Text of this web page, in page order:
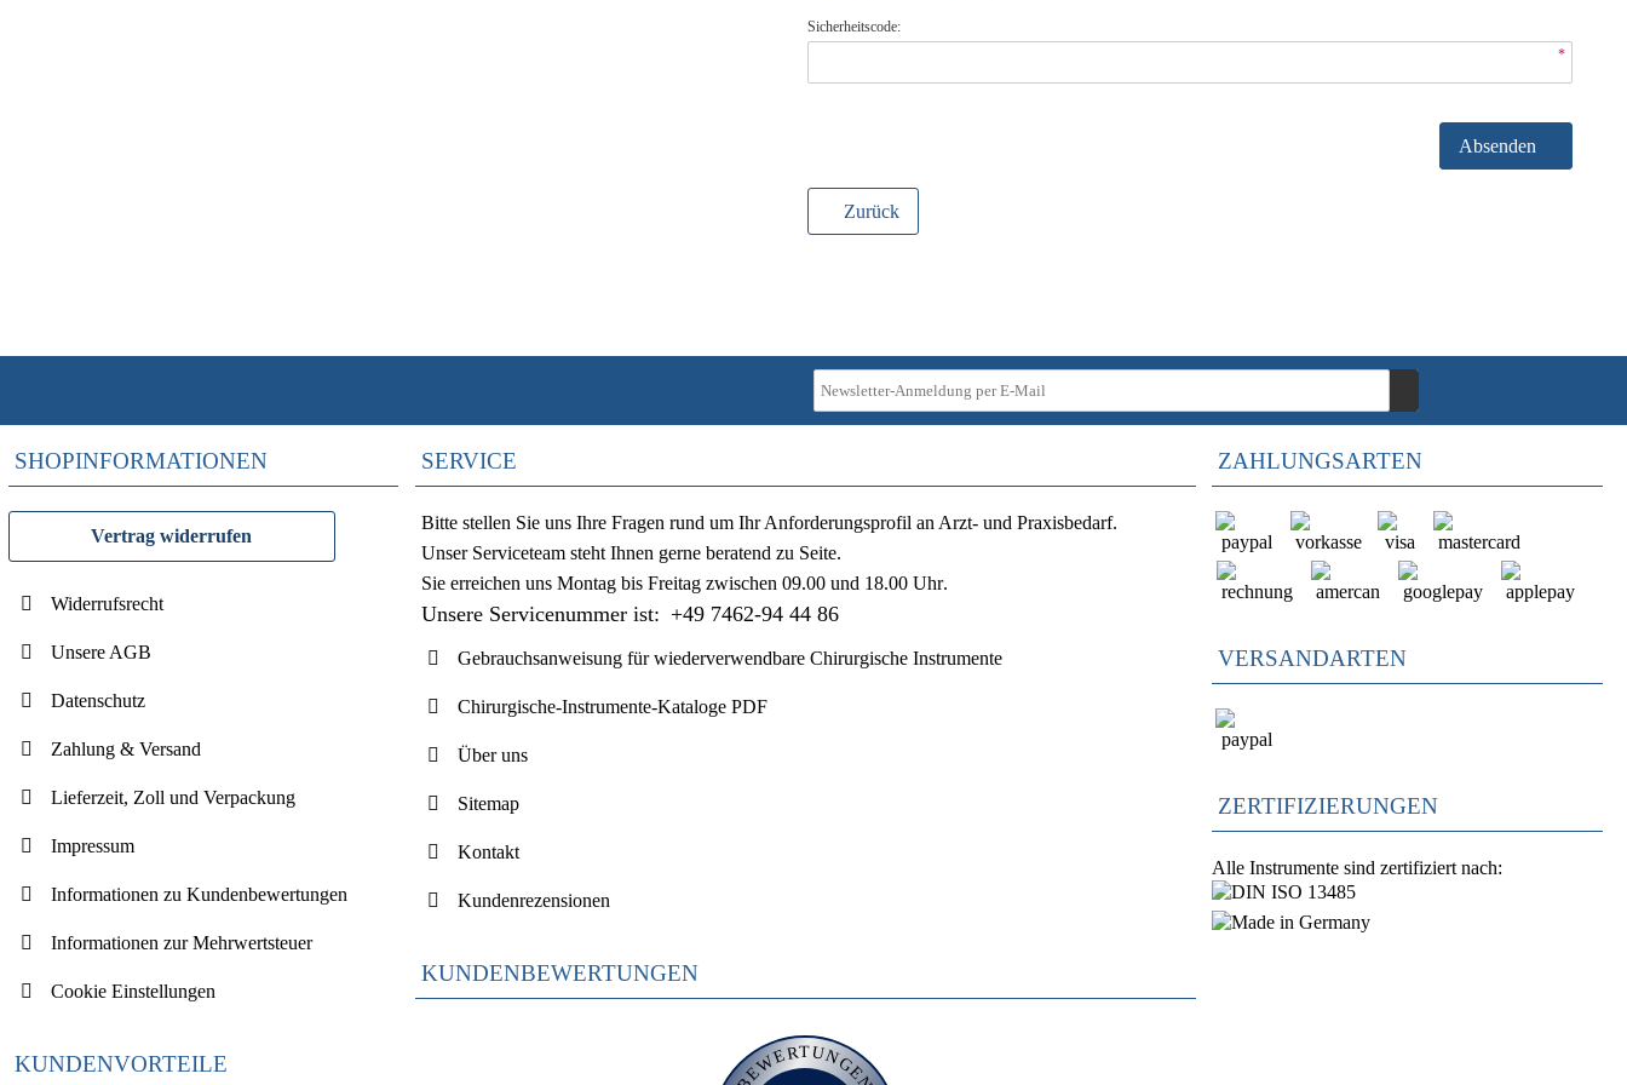
Sicherheitscode:
*
Absenden
Zurück
SHOPINFORMATIONEN
Vertrag widerrufen
Widerrufsrecht
Unsere AGB
Datenschutz
Zahlung & Versand
Lieferzeit, Zoll und Verpackung
Impressum
Informationen zu Kundenbewertungen
Informationen zur Mehrwertsteuer
Cookie Einstellungen
KUNDENVORTEILE
SERVICE
Bitte stellen Sie uns Ihre Fragen rund um Ihr Anforderungsprofil an Arzt- und Praxisbedarf.
Unser Serviceteam steht Ihnen gerne beratend zu Seite.
Sie erreichen uns Montag bis Freitag zwischen 09.00 und 18.00 Uhr.
Unsere Servicenummer ist: +49 7462-94 44 86
Gebrauchsanweisung für wiederverwendbare Chirurgische Instrumente
Chirurgische-Instrumente-Kataloge PDF
Über uns
Sitemap
Kontakt
Kundenrezensionen
KUNDENBEWERTUNGEN
BEWERTUNGEN
ZAHLUNGSARTEN
VERSANDARTEN
ZERTIFIZIERUNGEN
Alle Instrumente sind zertifiziert nach: